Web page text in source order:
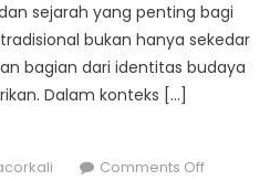
sejarah yang penting bagi
bukan hanya sekedar
bagian dari identitas budaya
Dalam konteks […]
Comments Offon